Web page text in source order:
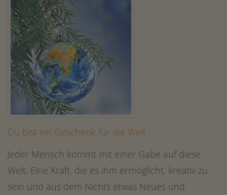
Du bist ein Geschenk für die Welt
Jeder Mensch kommt mit einer Gabe auf diese
Welt. Eine Kraft, die es ihm ermöglicht, kreativ zu
sein und aus dem Nichts etwas Neues und